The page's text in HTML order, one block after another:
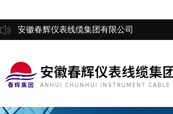
安徽春辉仪表线缆集团有限公司